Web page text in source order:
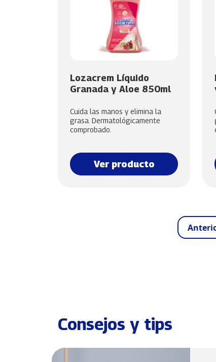
Lozacrem Líquido
Granada y Aloe 850ml
Cuida las manos y elimina la
grasa. Dermatológicamente
comprobado.
Ver producto
Consejos y tips